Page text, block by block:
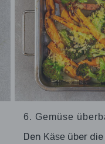
6. Gemüse
Den Käse über die